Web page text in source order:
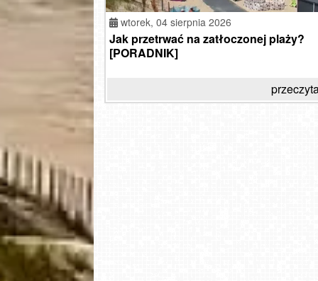
wtorek, 04 sierpnia 2026
Jak przetrwać na zatłoczonej plaży?
[PORADNIK]